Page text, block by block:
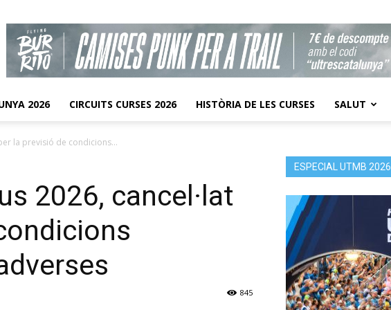
2026 CIRCUITS CURSES 2026 HISTÒRIA DE LES CURSES SALUT
la previsió de condicions...
2026, cancel·lat
845
ESPECIAL UTMB 2026